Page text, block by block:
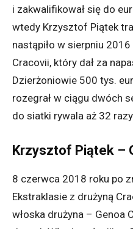
i zakwalifikował się do
wtedy Krzysztof Piątek
nastąpiło w sierpniu 2016
Cracovii, który dał za
Dzierżoniowie 500 tys.
rozegrał w ciągu dwóch
do siatki rywala aż 32
Krzysztof Piątek –
8 czerwca 2018 roku po
Ekstraklasie z drużyną
włoska drużyna – Genoa